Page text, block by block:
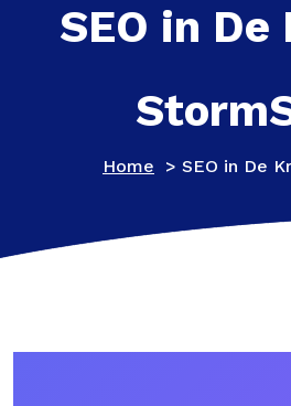
SEO in De
Home > SEO in De